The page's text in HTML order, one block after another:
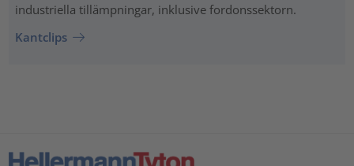
industriella tillämpningar, inklusive fordonssektorn.
Kantclips